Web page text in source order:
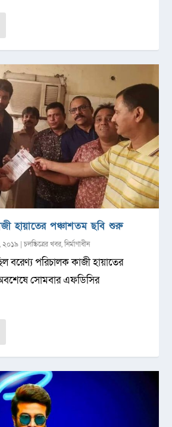
হায়াতের পঞ্চাশতম ছবি শুরু
২০১৯ |চলচ্চিত্রের খবর,নির্মাণাধীন
বরেণ্য পরিচালক কাজী হায়াতের
সোমবার এফডিসির